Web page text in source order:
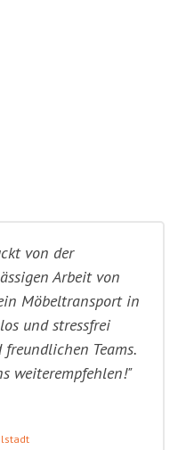
von der
Arbeit von
Möbeltransport in
und stressfrei
Teams.
weiterempfehlen!"